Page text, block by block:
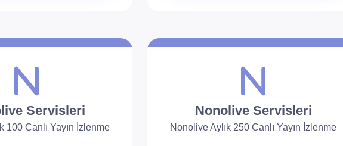
Servisleri
100 Canlı Yayın İzlenme
Nonolive Servisleri
Nonolive Aylık 250 Canlı Yayın İzlenme